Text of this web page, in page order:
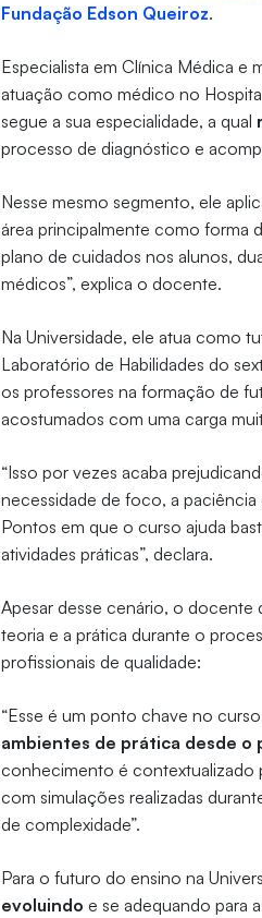
Fundação Edson Queiroz.
Especialista em Clínica Médica e
atuação como médico no
segue a sua especialidade, a qual
processo de diagnóstico e
Nesse mesmo segmento, ele
área principalmente como forma
plano de cuidados nos alunos,
médicos”, explica o docente.
Na Universidade, ele atua como
Laboratório de Habilidades do
os professores na formação de
acostumados com uma carga
“Isso por vezes acaba
necessidade de foco, a
Pontos em que o curso ajuda
atividades práticas”, declara.
Apesar desse cenário, o docente
teoria e a prática durante o
profissionais de qualidade:
“Esse é um ponto chave no
ambientes de prática desde o
conhecimento é contextualizado
com simulações realizadas
de complexidade”.
Para o futuro do ensino na
evoluindo e se adequando para